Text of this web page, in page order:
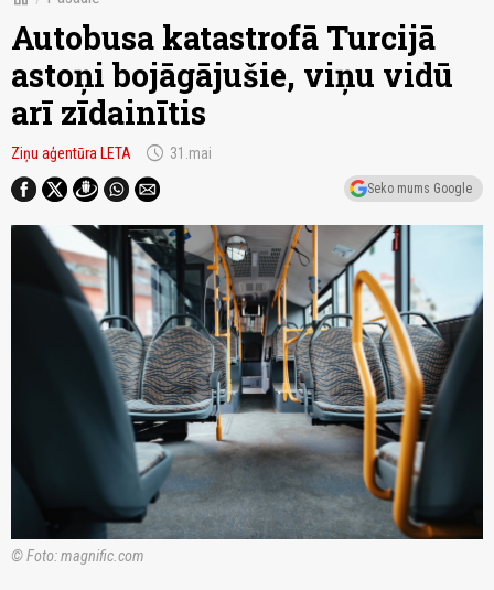
Autobusa katastrofā Turcijā
astoņi bojāgājušie, viņu vidū
arī zīdainītis
Ziņu aģentūra LETA schedule 31.mai
Seko mums Google
© Foto: magnific.com